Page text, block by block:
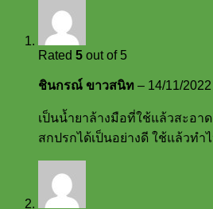
Rated 5 out of 5
ชินกรณ์ ขาวสนิท – 14/11/2022
เป็นน้ำยาล้างมือที่ใช้แล้วสะอา
สกปรกได้เป็นอย่างดี ใช้แล้วท